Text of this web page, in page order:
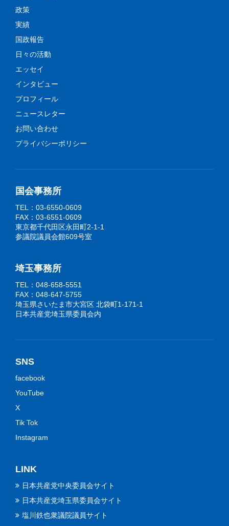
政策
実績
国政報告
日々の活動
エッセイ
インタビュー
プロフィール
ニュースレター
お問い合わせ
プライバシーポリシー
国会事務所
TEL：03-6550-0609
FAX：03-6551-0609
東京都千代田区永田町2-1-1
参議院議員会館609号室
埼玉事務所
TEL：048-658-5551
FAX：048-647-5755
埼玉県さいたま市大宮区 北袋町1-171-1
日本共産党埼玉県委員会内
SNS
facebook
YouTube
X
Tik Tok
Instagram
LINK
日本共産党中央委員会サイト
日本共産党埼玉県委員会サイト
塩川鉄也衆議院議員サイト